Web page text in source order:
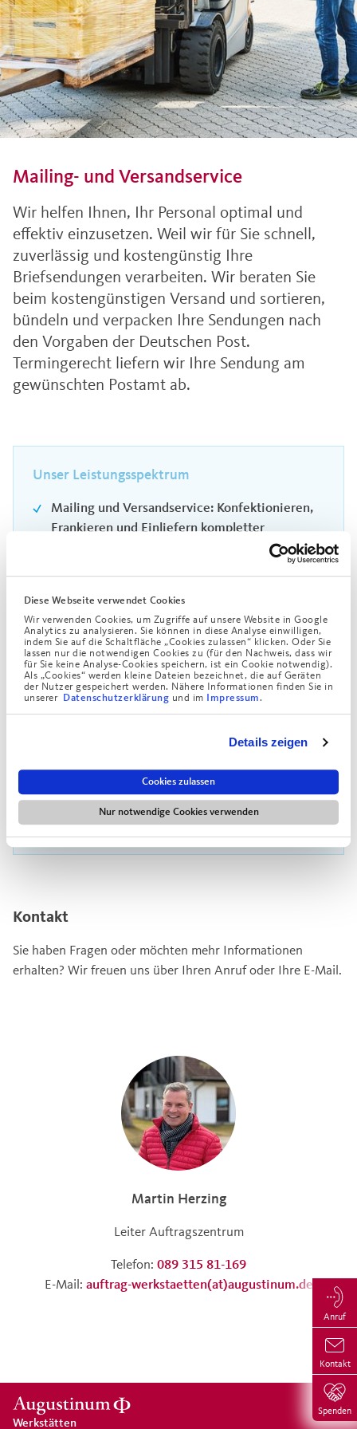
Diese Webseite verwendet Cookies
Wir verwenden Cookies, um Zugriffe auf unsere Website in Google
Analytics zu analysieren. Sie können in diese Analyse einwilligen,
indem Sie auf die Schaltfläche „Cookies zulassen“ klicken. Oder Sie
lassen nur die notwendigen Cookies zu (für den Nachweis, dass wir
für Sie keine Analyse-Cookies speichern, ist ein Cookie notwendig).
Als „Cookies“ werden kleine Dateien bezeichnet, die auf Geräten
der Nutzer gespeichert werden. Nähere Informationen finden Sie in
unserer Datenschutzerklärung und im Impressum.
Details zeigen
Cookies zulassen
Nur notwendige Cookies verwenden
Anruf
Kontakt
Spenden
Mailing- und Versandservice
Wir helfen Ihnen, Ihr Personal optimal und
effektiv einzusetzen. Weil wir für Sie schnell,
zuverlässig und kostengünstig Ihre
Briefsendungen verarbeiten. Wir beraten Sie
beim kostengünstigen Versand und sortieren,
bündeln und verpacken Ihre Sendungen nach
den Vorgaben der Deutschen Post.
Termingerecht liefern wir Ihre Sendung am
gewünschten Postamt ab.
Unser Leistungsspektrum
Mailing und Versandservice: Konfektionieren,
Frankieren und Einliefern kompletter
Sendungen; Bestücken, Verschließen und
Info-Post
Individueller Mailingversand: Wir versenden
individuelle, auf Ihre Wünsche angepasste
Mailingaktionen jeglicher Größenordnung
Maschinenfalz: Wickel-, Zickzack-, Einfach-,
benutzerdefinierte Falze der Formate A3, A4
und A5
Frankieren per Automat oder per Hand
Individuelle Angebotsgestaltung je Auftrag
Kontakt
Sie haben Fragen oder möchten mehr Informationen
erhalten? Wir freuen uns über Ihren Anruf oder Ihre E-Mail.
Martin Herzing
Leiter Auftragszentrum
Telefon: 089 315 81-169
E-Mail: auftrag-werkstaetten(at)augustinum.de
Werkstätten